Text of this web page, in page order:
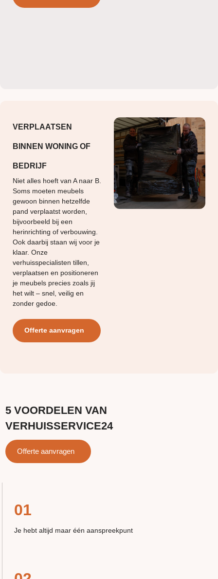
VERPLAATSEN
BINNEN WONING OF
BEDRIJF
Niet alles hoeft van A naar B.
Soms moeten meubels
gewoon binnen hetzelfde
pand verplaatst worden,
bijvoorbeeld bij een
herinrichting of verbouwing.
Ook daarbij staan wij voor je
klaar. Onze
verhuisspecialisten tillen,
verplaatsen en positioneren
je meubels precies zoals jij
het wilt – snel, veilig en
zonder gedoe.
Offerte aanvragen
5 VOORDELEN VAN
VERHUISSERVICE24
Offerte aanvragen
01
Je hebt altijd maar één aanspreekpunt